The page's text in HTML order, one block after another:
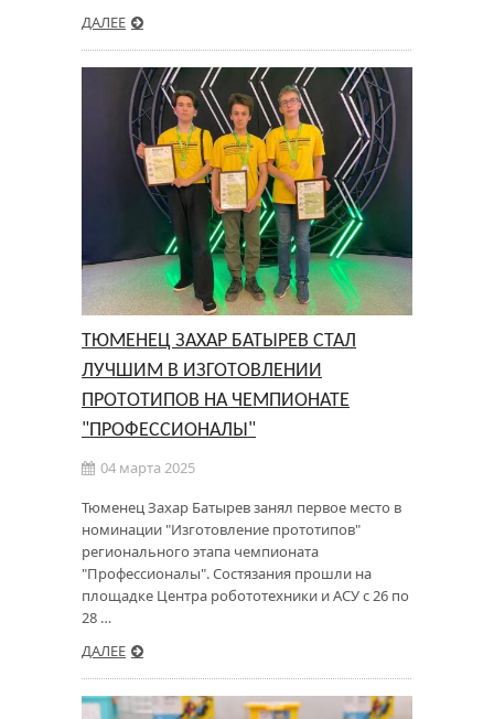
ДАЛЕЕ
ТЮМЕНЕЦ ЗАХАР БАТЫРЕВ СТАЛ
ЛУЧШИМ В ИЗГОТОВЛЕНИИ
ПРОТОТИПОВ НА ЧЕМПИОНАТЕ
"ПРОФЕССИОНАЛЫ"
04 марта 2025
Тюменец Захар Батырев занял первое место в
номинации "Изготовление прототипов"
регионального этапа чемпионата
"Профессионалы". Состязания прошли на
площадке Центра робототехники и АСУ с 26 по
28 …
ДАЛЕЕ